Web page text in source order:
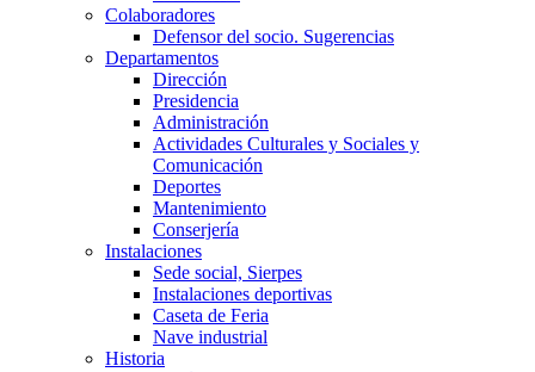
Colaboradores
Defensor del socio. Sugerencias
Departamentos
Dirección
Presidencia
Administración
Actividades Culturales y Sociales y
Comunicación
Deportes
Mantenimiento
Conserjería
Instalaciones
Sede social, Sierpes
Instalaciones deportivas
Caseta de Feria
Nave industrial
Historia